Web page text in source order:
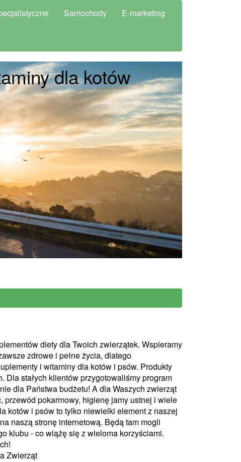
Samochody E-marketing
dla kotów
diety dla Twoich zwierzątek. Wspieramy
zdrowe i pełne życia, dlatego
i witaminy dla kotów i psów. Produkty
stałych klientów przygotowaliśmy program
dla Państwa budżetu! A dla Waszych zwierząt
przewód pokarmowy, higienę jamy ustnej i wiele
kotów i psów to tylko niewielki element z naszej
naszą stronę internetową. Będą tam mogli
klubu - co wiążę się z wieloma korzyściami.
Zwierząt